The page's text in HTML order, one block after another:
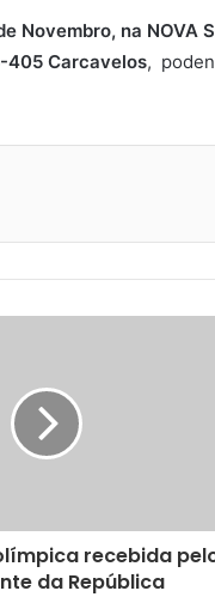
Novembro, na NOVA
405 Carcavelos,
recebida
da República